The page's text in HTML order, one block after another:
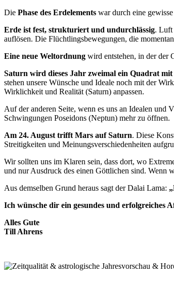
Die Phase des Erdelements war durch eine
Erde ist fest, strukturiert und undurchlässig. Luft
auflösen. Die Flüchtlingsbewegungen, die
Eine neue Weltordnung wird entstehen, in der der
Saturn wird dieses Jahr zweimal ein Quadrat
stehen unsere Wünsche und Ideale noch mit der
Wirklichkeit und Realität (Saturn) anpassen.
Auf der anderen Seite, wenn es uns an Idealen und
Schwingungen Poseidons (Neptun) mehr zu öffnen.
Am 24. August trifft Mars auf Saturn. Diese
Streitigkeiten und Meinungsverschiedenheiten
Wir sollten uns im Klaren sein, dass dort, wo
und nur Ausdruck des einen Göttlichen sind. Wenn
Aus demselben Grund heraus sagt der Dalai Lama:
Ich wünsche dir ein gesundes und erfolgreiches
Alles Gute
Till Ahrens